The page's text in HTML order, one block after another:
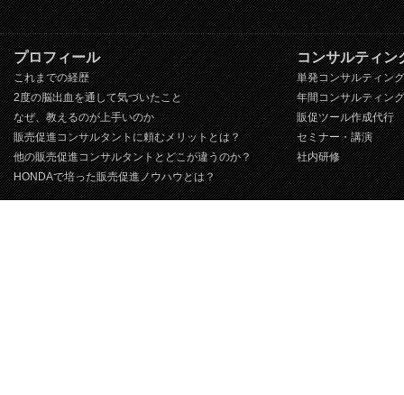
プロフィール
これまでの経歴
2度の脳出血を通して気づいたこと
なぜ、教えるのが上手いのか
販売促進コンサルタントに頼むメリットとは？
他の販売促進コンサルタントとどこが違うのか？
HONDAで培った販売促進ノウハウとは？
コンサルティン
単発コンサルティング
年間コンサルティング
販促ツール作成代行
セミナー・講演
社内研修